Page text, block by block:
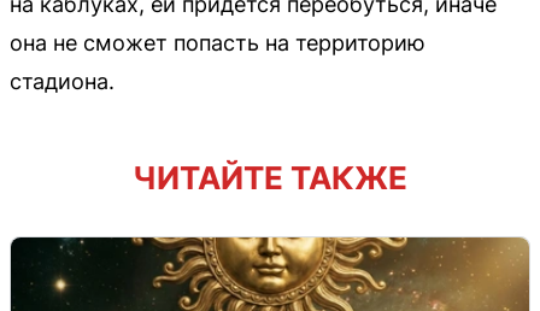
она не сможет попасть на территорию
стадиона.
ЧИТАЙТЕ ТАКЖЕ